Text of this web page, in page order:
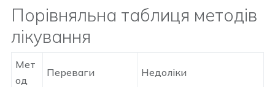
Порівняльна таблиця методів
лікування
Мет
од
Переваги Недоліки